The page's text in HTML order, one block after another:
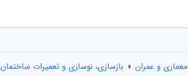
معماری و عمران » بازسازی، نوسازی و تعمیرات ساختمان